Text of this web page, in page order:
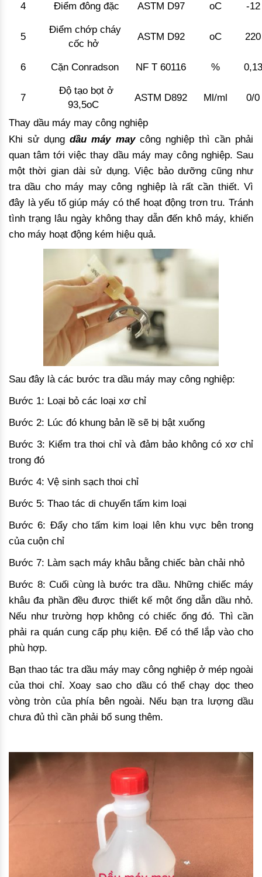
4 Điểm đông đặc ASTM D97 oC -12
5
Điểm chớp cháy
cốc hở
ASTM D92 oC 220
6 Cặn Conradson NF T 60116 % 0,13
7
Độ tạo bọt ở
93,5oC
ASTM D892 Ml/ml 0/0
Thay dầu máy may công nghiệp
Khi sử dụngdầu máy maycông nghiệp thì cần phải
quan tâm tới việc thay dầu máy may công nghiệp. Sau
một thời gian dài sử dụng. Việc bảo dưỡng cũng như
tra dầu cho máy may công nghiệp là rất cần thiết. Vì
đây là yếu tố giúp máy có thể hoạt động trơn tru. Tránh
tình trạng lâu ngày không thay dẫn đến khô máy, khiến
cho máy hoạt động kém hiệu quả.
Sau đây là các bước tra dầu máy may công nghiệp:
Bước 1: Loại bỏ các loại xơ chỉ
Bước 2: Lúc đó khung bản lề sẽ bị bật xuống
Bước 3: Kiểm tra thoi chỉ và đảm bảo không có xơ chỉ
trong đó
Bước 4: Vệ sinh sạch thoi chỉ
Bước 5: Thao tác di chuyển tấm kim loại
Bước 6: Đẩy cho tấm kim loại lên khu vực bên trong
của cuộn chỉ
Bước 7: Làm sạch máy khâu bằng chiếc bàn chải nhỏ
Bước 8: Cuối cùng là bước tra dầu. Những chiếc máy
khâu đa phần đều được thiết kế một ống dẫn dầu nhỏ.
Nếu như trường hợp không có chiếc ống đó. Thì cần
phải ra quán cung cấp phụ kiện. Để có thể lắp vào cho
phù hợp.
Bạn thao tác tra dầu máy may công nghiệp ở mép ngoài
của thoi chỉ. Xoay sao cho dầu có thể chạy dọc theo
vòng tròn của phía bên ngoài. Nếu bạn tra lượng dầu
chưa đủ thì cần phải bổ sung thêm.